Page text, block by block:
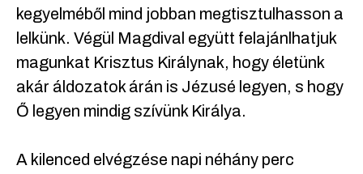
kegyelméből mind jobban megtisztulhasson a
lelkünk. Végül Magdival együtt felajánlhatjuk
magunkat Krisztus Királynak, hogy életünk
akár áldozatok árán is Jézusé legyen, s hogy
Ő legyen mindig szívünk Királya.
A kilenced elvégzése napi néhány perc